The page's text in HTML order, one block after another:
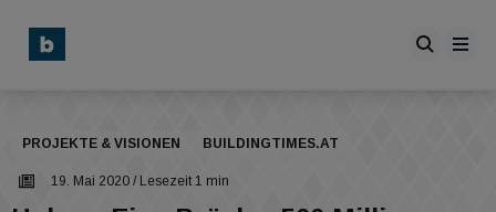
PROJEKTE & VISIONEN BUILDINGTIMES.AT
19. Mai 2020 / Lesezeit 1 min